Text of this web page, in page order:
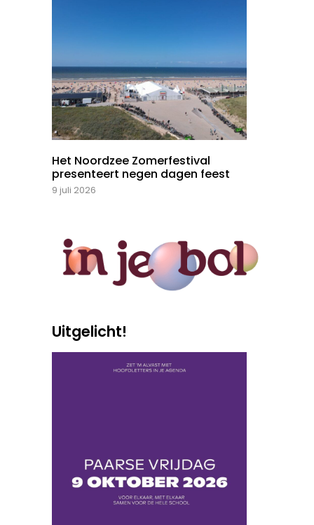
Het Noordzee Zomerfestival
presenteert negen dagen feest
9 juli 2026
Uitgelicht!